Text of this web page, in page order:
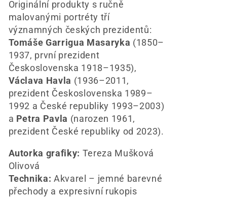
e
k
c
e
:
Originální produkty s ručně
malovanými portréty tří
významných českých prezidentů:
Tomáše Garrigua Masaryka (1850–
1937, první prezident
Československa 1918–1935),
Václava Havla (1936–2011,
prezident Československa 1989–
1992 a České republiky 1993–2003)
a Petra Pavla (narozen 1961,
prezident České republiky od 2023).
Autorka grafiky: Tereza Mušková
Olivová
Technika: Akvarel – jemné barevné
přechody a expresivní rukopis